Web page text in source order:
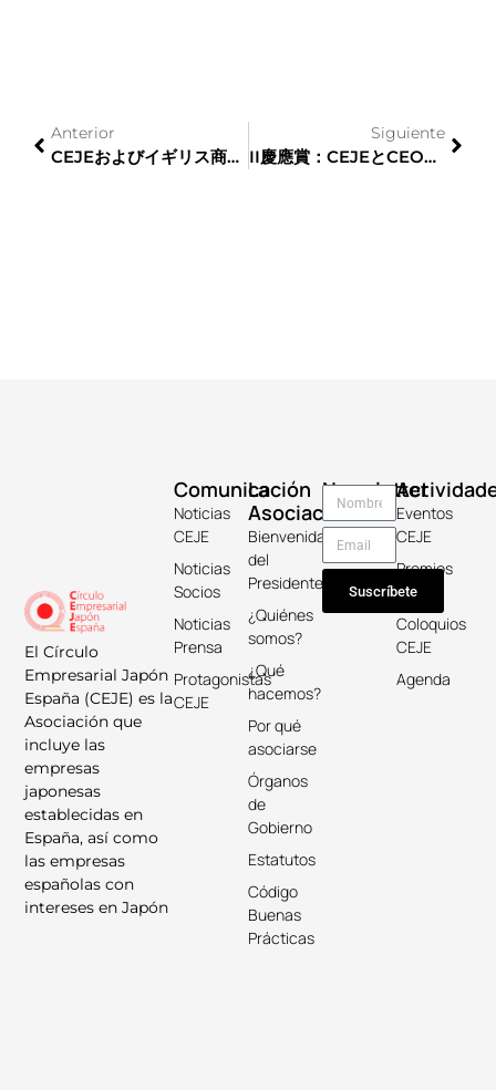
Anterior
CEJEおよびイギリス商工会議所が、EU離脱がヨーロッパ内の日本企業およびイギリス企業にもたらす影響について議論
Siguiente
II慶應賞：CEJEとCEOEがイベリアと日産の企業に報いる
El Círculo
Empresarial Japón
España (CEJE) es la
Asociación que
incluye las
empresas
japonesas
establecidas en
España, así como
las empresas
españolas con
intereses en Japón
La
Asociación
Bienvenida
del
Presidente
¿Quiénes
somos?
¿Qué
hacemos?
Por qué
asociarse
Órganos
de
Gobierno
Estatutos
Código
Buenas
Prácticas
Comunicación
Noticias
CEJE
Noticias
Socios
Noticias
Prensa
Protagonistas
CEJE
Eventos
CEJE
Premios
Keicho
Coloquios
CEJE
Agenda
Newsletter
Suscríbete